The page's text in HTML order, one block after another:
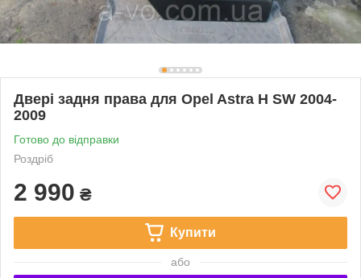
Двері задня права для Opel Astra H SW 2004-
2009
Готово до відправки
Роздріб
2 990 ₴
Купити
або